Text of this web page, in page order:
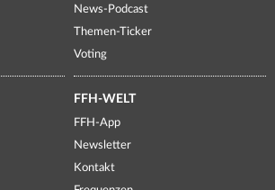
News-Podcast
Themen-Ticker
Voting
FFH-WELT
FFH-App
Newsletter
Kontakt